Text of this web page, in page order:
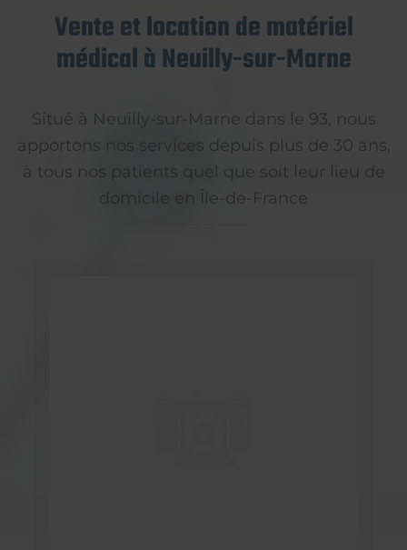
Vente et location de matériel
médical à Neuilly-sur-Marne
Situé à Neuilly-sur-Marne dans le 93, nous
apportons nos services depuis plus de 30 ans,
à tous nos patients quel que soit leur lieu de
domicile en Île-de-France